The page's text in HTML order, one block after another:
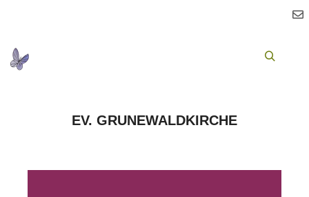
EV. GRUNEWALDKIRCHE